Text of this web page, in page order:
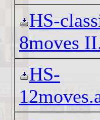
HS-
8moves
HS-